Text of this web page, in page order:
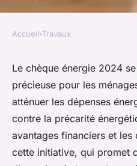
Chèque
découvrez ses
conditions
Célia•23 octobre 2024 •4 min
Accueil›Travaux
Le chèque énergie 2024
précieuse pour les
atténuer les dépenses
contre la précarité
avantages financiers et
cette initiative, qui promet